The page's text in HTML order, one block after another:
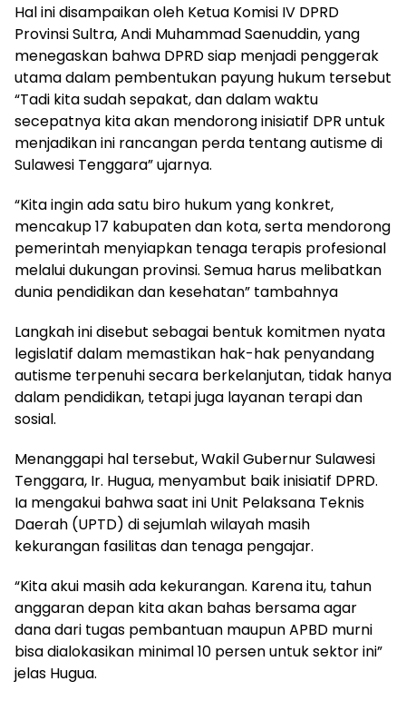
Hal ini disampaikan oleh Ketua Komisi IV DPRD
Provinsi Sultra, Andi Muhammad Saenuddin, yang
menegaskan bahwa DPRD siap menjadi penggerak
utama dalam pembentukan payung hukum tersebut
“Tadi kita sudah sepakat, dan dalam waktu
secepatnya kita akan mendorong inisiatif DPR untuk
menjadikan ini rancangan perda tentang autisme di
Sulawesi Tenggara” ujarnya.
“Kita ingin ada satu biro hukum yang konkret,
mencakup 17 kabupaten dan kota, serta mendorong
pemerintah menyiapkan tenaga terapis profesional
melalui dukungan provinsi. Semua harus melibatkan
dunia pendidikan dan kesehatan” tambahnya
Langkah ini disebut sebagai bentuk komitmen nyata
legislatif dalam memastikan hak-hak penyandang
autisme terpenuhi secara berkelanjutan, tidak hanya
dalam pendidikan, tetapi juga layanan terapi dan
sosial.
Menanggapi hal tersebut, Wakil Gubernur Sulawesi
Tenggara, Ir. Hugua, menyambut baik inisiatif DPRD.
Ia mengakui bahwa saat ini Unit Pelaksana Teknis
Daerah (UPTD) di sejumlah wilayah masih
kekurangan fasilitas dan tenaga pengajar.
“Kita akui masih ada kekurangan. Karena itu, tahun
anggaran depan kita akan bahas bersama agar
dana dari tugas pembantuan maupun APBD murni
bisa dialokasikan minimal 10 persen untuk sektor ini”
jelas Hugua.